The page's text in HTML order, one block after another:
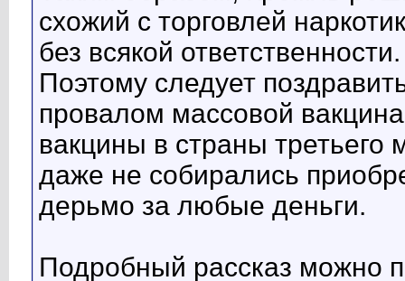
схожий с торговлей
без всякой ответственности.
Поэтому следует
провалом массовой
вакцины в страны
даже не собирались
дерьмо за любые деньги.
Подробный рассказ можно